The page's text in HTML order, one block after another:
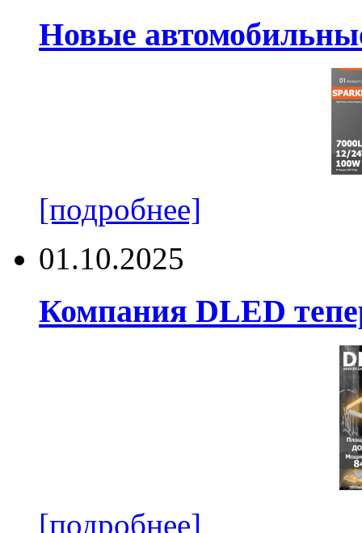
Новые
[подробнее]
01.10.2025
Компания DLED
[подробнее]